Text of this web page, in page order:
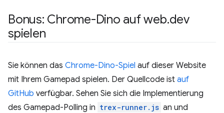
Bonus: Chrome-Dino auf web.dev
spielen
Sie können das Chrome-Dino-Spiel auf dieser Website
mit Ihrem Gamepad spielen. Der Quellcode ist auf
GitHub verfügbar. Sehen Sie sich die Implementierung
des Gamepad-Polling in trex-runner.js an und